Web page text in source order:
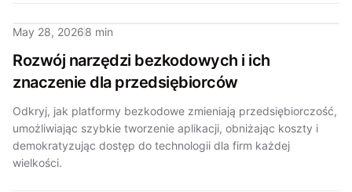
May 28, 20268 min
Rozwój narzędzi bezkodowych i ich
znaczenie dla przedsiębiorców
Odkryj, jak platformy bezkodowe zmieniają przedsiębiorczość,
umożliwiając szybkie tworzenie aplikacji, obniżając koszty i
demokratyzując dostęp do technologii dla firm każdej
wielkości.